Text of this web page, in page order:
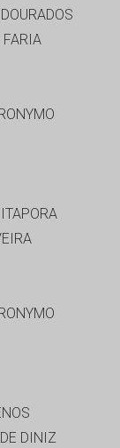
FARIA
DINIZ